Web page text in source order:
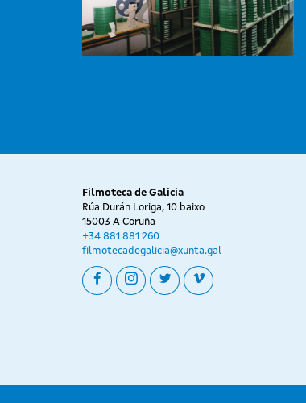
Filmoteca de Galicia
Rúa Durán Loriga, 10 baixo
15003 A Coruña
+34 881 881 260
filmotecadegalicia@xunta.gal
facebookinstagram
twittervimeo